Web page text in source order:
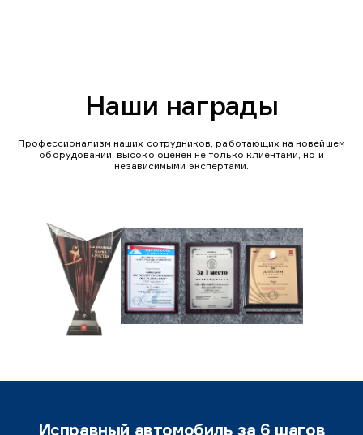
Наши награды
Профессионализм наших сотрудников, работающих на новейшем
оборудовании, высоко оценен не только клиентами, но и
независимыми экспертами.
Исправный автомобиль за 6 шагов